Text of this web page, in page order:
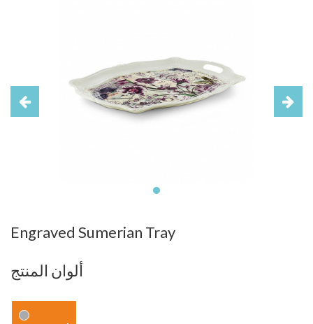
Engraved Sumerian Tray
ألوان المنتج